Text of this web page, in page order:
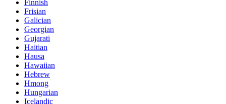
Finnish
Frisian
Galician
Georgian
Gujarati
Haitian
Hausa
Hawaiian
Hebrew
Hmong
Hungarian
Icelandic